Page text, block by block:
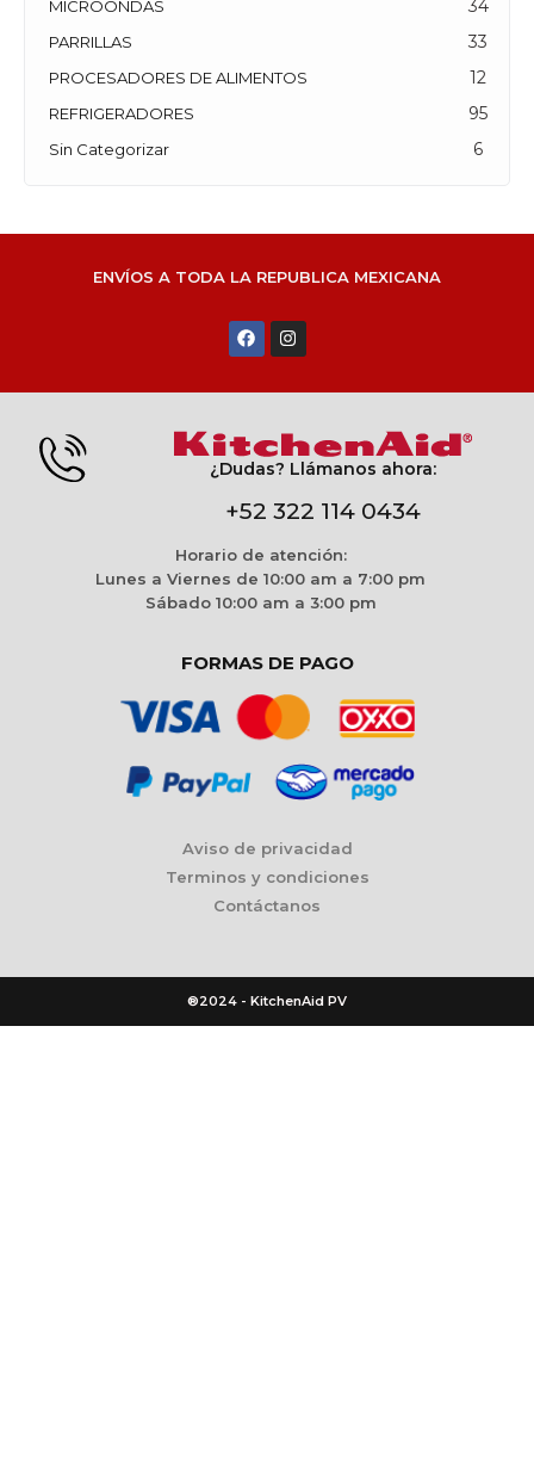
MICROONDAS 34
PARRILLAS 33
PROCESADORES DE ALIMENTOS 12
REFRIGERADORES 95
Sin Categorizar 6
ENVÍOS A TODA LA REPUBLICA MEXICANA
¿Dudas? Llámanos ahora:
+52 322 114 0434
Horario de atención:
Lunes a Viernes de 10:00 am a 7:00 pm
Sábado 10:00 am a 3:00 pm
FORMAS DE PAGO
Aviso de privacidad
Terminos y condiciones
Contáctanos
®2024 - KitchenAid PV